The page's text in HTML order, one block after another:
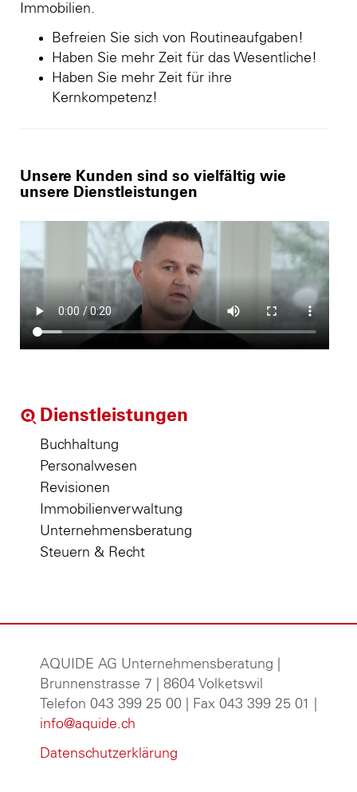
Immobilien.
Befreien Sie sich von Routineaufgaben!
Haben Sie mehr Zeit für das Wesentliche!
Haben Sie mehr Zeit für ihre
Kernkompetenz!
Unsere Kunden sind so vielfältig wie
unsere Dienstleistungen
Dienstleistungen
Buchhaltung
Personalwesen
Revisionen
Immobilienverwaltung
Unternehmensberatung
Steuern & Recht
AQUIDE AG Unternehmensberatung
Brunnenstrasse 7 | 8604 Volketswil
Telefon 043 399 25 00 | Fax 043 399 25 01 |
info@aquide.ch
Datenschutzerklärung